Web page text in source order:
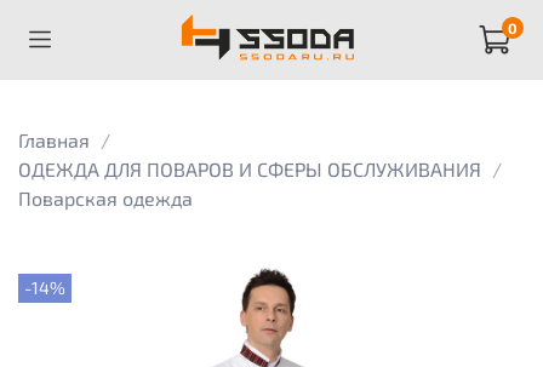
0
Главная
ОДЕЖДА ДЛЯ ПОВАРОВ И СФЕРЫ ОБСЛУЖИВАНИЯ
Поварская одежда
-14%